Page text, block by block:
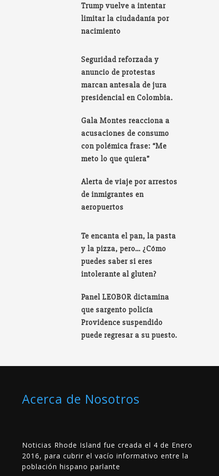
Trump vuelve a intentar
limitar la ciudadanía por
nacimiento
Seguridad reforzada y
anuncio de protestas
marcan antesala de jura
presidencial en Colombia.
Gala Montes reacciona a
acusaciones de consumo
con polémica frase: “Me
meto lo que quiera”
Alerta de viaje por arrestos
de inmigrantes en
aeropuertos
Te encanta el pan, la pasta
y la pizza, pero… ¿Cómo
puedes saber si eres
intolerante al gluten?
Panel LEOBOR dictamina
que sargento policía
Providence suspendido
puede regresar a su puesto.
Acerca de Nosotros
Noticias Rhode Island fue creada el 4 de Enero
2016, para cubrir el vacío informativo entre la
población hispano parlante